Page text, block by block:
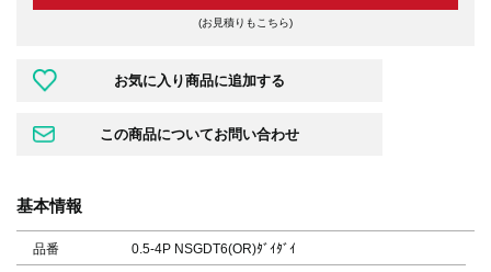
(お見積りもこちら)
基本情報
品番 0.5-4P NSGDT6(OR)ﾀﾞｲﾀﾞｲ